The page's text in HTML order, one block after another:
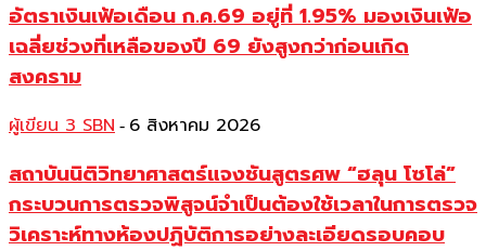
อัตราเงินเฟ้อเดือน ก.ค.69 อยู่ที่ 1.95% มองเงินเฟ้อ
เฉลี่ยช่วงที่เหลือของปี 69 ยังสูงกว่าก่อนเกิด
สงคราม
ผู้เขียน 3 SBN - 6 สิงหาคม 2026
สถาบันนิติวิทยาศาสตร์แจงชันสูตรศพ “ฮลุน โซโล่”
กระบวนการตรวจพิสูจน์จำเป็นต้องใช้เวลาในการตรวจ
วิเคราะห์ทางห้องปฏิบัติการอย่างละเอียดรอบคอบ